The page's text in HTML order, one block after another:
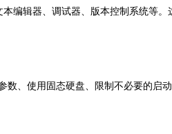
辑器、调试器、版本控制系统等。
使用固态硬盘、限制不必要的启动